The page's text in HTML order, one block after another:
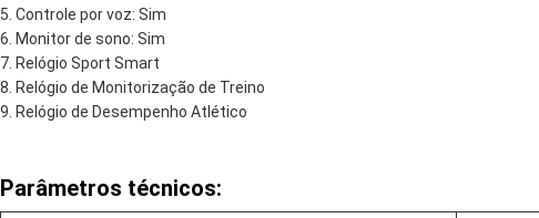
Controle por voz: Sim
Monitor de sono: Sim
Relógio Sport Smart
Relógio de Monitorização de Treino
Relógio de Desempenho Atlético
Parâmetros técnicos: